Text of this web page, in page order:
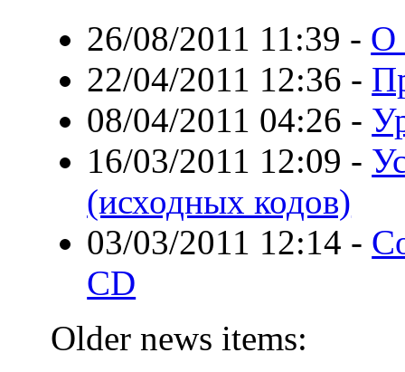
26/08/2011 11:39 - О
22/04/2011 12:36 -
08/04/2011 04:26 -
16/03/2011 12:09 -
(исходных кодов)
03/03/2011 12:14 -
CD
Older news items: